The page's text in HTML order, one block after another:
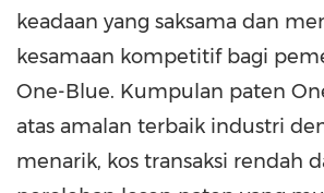
keadaan yang saksama dan
kesamaan kompetitif bagi
One-Blue. Kumpulan paten
atas amalan terbaik industri
menarik, kos transaksi rendah